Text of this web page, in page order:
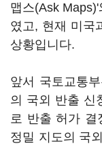
맵스(Ask
였고, 현재 미국
상황입니다.
앞서 국토교통
의 국외 반출 신
로 반출 허가 결
정밀 지도의 국